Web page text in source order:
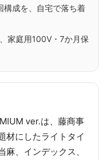
成を、自宅で落ち着
家庭用100V・7か月保
ver.は、藤商事
材にしたライトタイ
、インデックス、